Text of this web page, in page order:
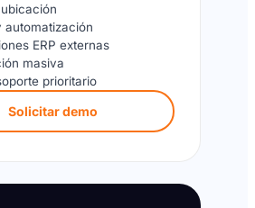
automatización
ERP externas
masiva
prioritario
Solicitar demo